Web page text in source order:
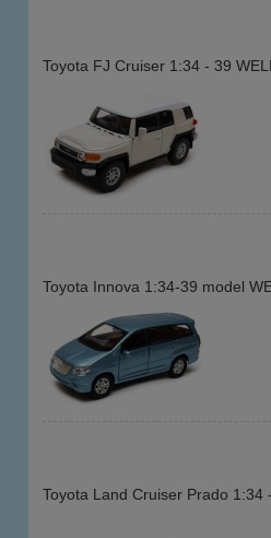
Toyota FJ Cruiser 1:34 - 39
Toyota Innova 1:34-39 model
Toyota Land Cruiser Prado 1:34